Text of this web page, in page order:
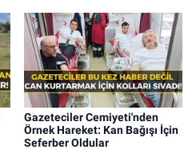
Gazeteciler Cemiyeti'nden
Örnek Hareket: Kan Bağışı İçin
Seferber Oldular